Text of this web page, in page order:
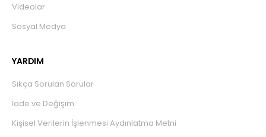
Videolar
Sosyal Medya
YARDIM
Sıkça Sorulan Sorular
İade ve Değişim
Kişisel Verilerin İşlenmesi Aydınlatma Metni